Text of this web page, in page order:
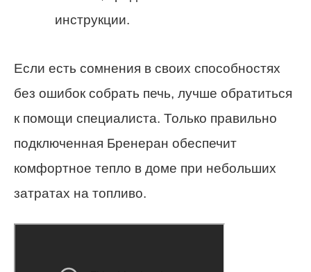
инструкции.
Если есть сомнения в своих способностях
без ошибок собрать печь, лучше обратиться
к помощи специалиста. Только правильно
подключенная Бренеран обеспечит
комфортное тепло в доме при небольших
затратах на топливо.